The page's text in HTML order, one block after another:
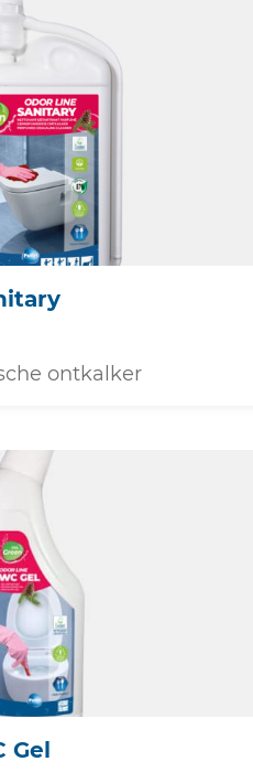
ontkalker
Gel